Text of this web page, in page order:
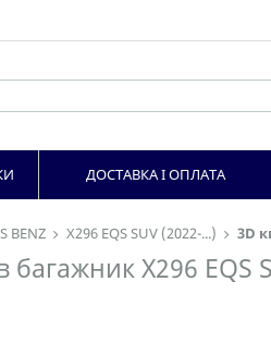
BENZ X296 EQS SUV (2022-...) 3D
X296 EQS
ДОСТАВКА І ОПЛАТА